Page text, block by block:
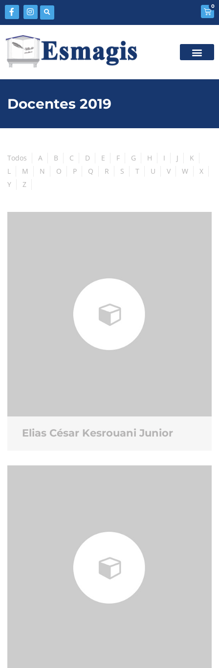
0
Docentes 2019
Todos A B C D E F G H I J
K
L
M N O P Q R S T U V W
X
Y
Z
Elias César Kesrouani Junior